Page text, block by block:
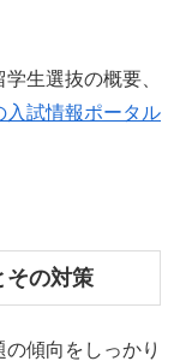
生選抜の概要、
入試情報ポータル
その対策
傾向をしっかり